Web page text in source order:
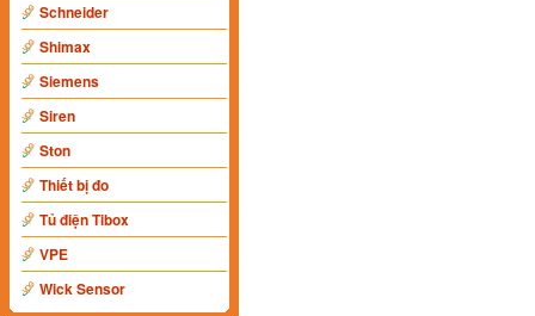
Schneider
Shimax
Siemens
Siren
Ston
Thiết bị đo
Tủ điện Tibox
VPE
Wick Sensor